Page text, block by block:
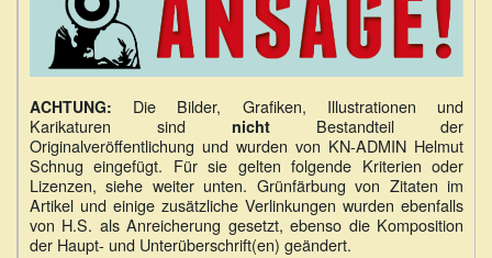
ACHTUNG: Die Bilder, Grafiken, Illustrationen und
Karikaturen sind nicht Bestandteil der
Originalveröffentlichung und wurden von KN-ADMIN Helmut
Schnug eingefügt. Für sie gelten folgende Kriterien oder
Lizenzen, siehe weiter unten. Grünfärbung von Zitaten im
Artikel und einige zusätzliche Verlinkungen wurden ebenfalls
von H.S. als Anreicherung gesetzt, ebenso die Komposition
der Haupt- und Unterüberschrift(en) geändert.